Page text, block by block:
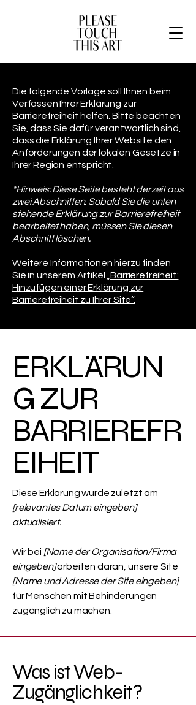
Die folgende Vorlage soll Ihnen beim
Verfassen Ihrer Erklärung zur
Barrierefreiheit helfen. Bitte beachten
Sie, dass Sie dafür verantwortlich sind,
dass die Erklärung Ihrer Website den
Anforderungen der lokalen Gesetze in
Ihrer Region entspricht.
*Hinweis: Diese Seite besteht derzeit aus
zwei Abschnitten. Sobald Sie die unten
stehende Erklärung zur Barrierefreiheit
bearbeitet haben, müssen Sie diesen
Abschnitt löschen.
Weitere Informationen hierzu finden
Sie in unserem Artikel
„Barrierefreiheit:
Hinzufügen einer Erklärung zur
Barrierefreiheit zu Ihrer Site“.
ERKLÄRUN
G ZUR
BARRIEREFR
EIHEIT
Diese Erklärung wurde zuletzt am
[relevantes Datum eingeben]
aktualisiert.
Wir bei [Name der Organisation/Firma
eingeben]arbeiten daran, unsere Site
[Name und Adresse der Site eingeben]
für Menschen mit Behinderungen
zugänglich zu machen.
Was ist Web-
Zugänglichkeit?